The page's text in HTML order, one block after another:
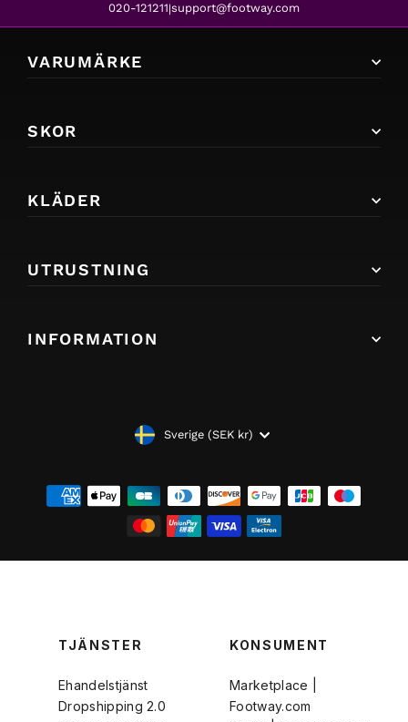
020-121211|support@footway.com
VARUMÄRKE
SKOR
KLÄDER
UTRUSTNING
INFORMATION
VALUTASverige (SEK kr)
TJÄNSTER
Ehandelstjänst
Dropshipping 2.0
KONSUMENT
Marketplace |
Footway.com